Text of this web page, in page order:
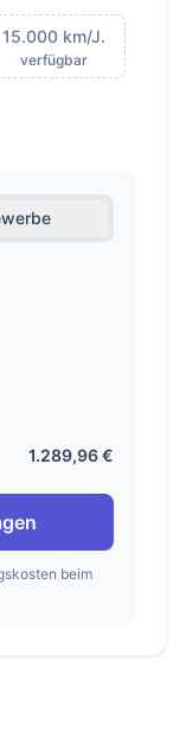
15.000 km/J.
verfügbar
1.289,96 €
beim